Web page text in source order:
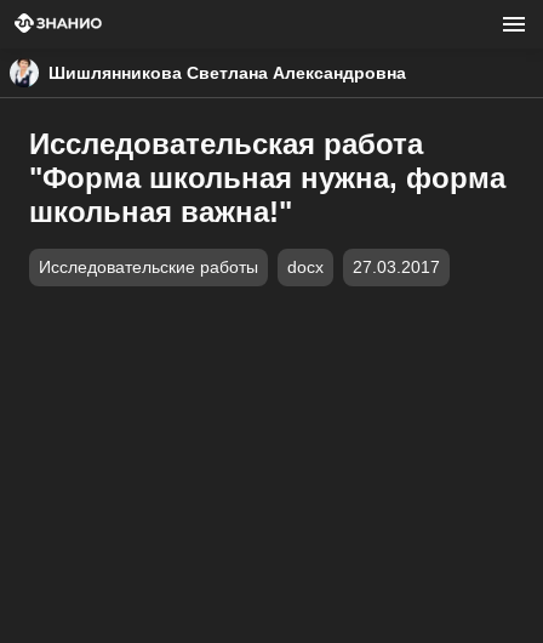
Шишлянникова Светлана Александровна
Исследовательская работа
"Форма школьная нужна, форма
школьная важна!"
Исследовательские работы docx 27.03.2017